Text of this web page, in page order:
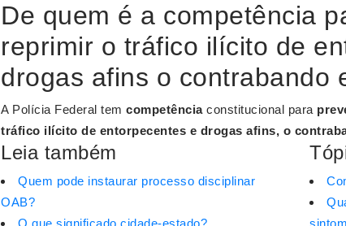
De quem é a competência
reprimir o tráfico ilícito de
drogas afins o contrabando
A Polícia Federal tem competênciaconstitucional para
tráfico ilícito de entorpecentes e drogas afins, o
Leia também
Quem pode instaurar processo disciplinar
OAB?